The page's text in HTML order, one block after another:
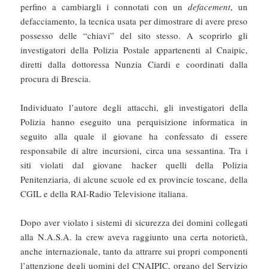
perfino a cambiargli i connotati con un defacement, un
defacciamento, la tecnica usata per dimostrare di avere preso
possesso delle “chiavi” del sito stesso. A scoprirlo gli
investigatori della Polizia Postale appartenenti al Cnaipic,
diretti dalla dottoressa Nunzia Ciardi e coordinati dalla
procura di Brescia.
Individuato l’autore degli attacchi, gli investigatori della
Polizia hanno eseguito una perquisizione informatica in
seguito alla quale il giovane ha confessato di essere
responsabile di altre incursioni, circa una sessantina. Tra i
siti violati dal giovane hacker quelli della Polizia
Penitenziaria, di alcune scuole ed ex provincie toscane, della
CGIL e della RAI-Radio Televisione italiana.
Dopo aver violato i sistemi di sicurezza dei domini collegati
alla N.A.S.A. la crew aveva raggiunto una certa notorietà,
anche internazionale, tanto da attrarre sui propri componenti
l’attenzione degli uomini del CNAIPIC, organo del Servizio